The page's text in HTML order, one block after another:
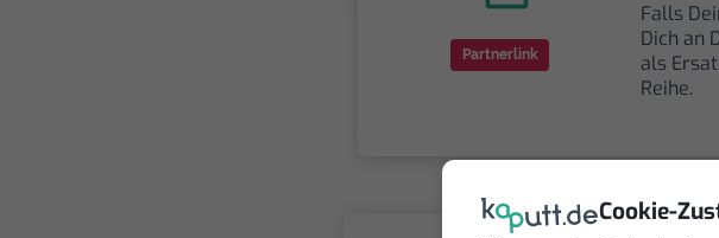
Cookie-
Partnerlink
Falls
Dich an
als
Reihe.